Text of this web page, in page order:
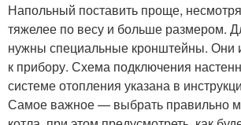
Напольный поставить проще,
тяжелее по весу и больше размером.
нужны специальные кронштейны. Они
к прибору. Схема подключения
системе отопления указана в
Самое важное — выбрать правильно